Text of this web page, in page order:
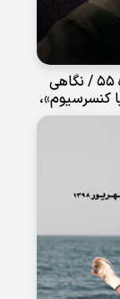
نشریه مستندهای تلویزیونی «کمان» –شماره 55 / نگاهی
کنسرسیوم»،
«عرشین